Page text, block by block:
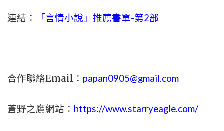
連結： 「言情小說」推薦書單-第2部
合作聯絡Email： papan0905@gmail.com
蒼野之鷹網站： https://www.starryeagle.com/